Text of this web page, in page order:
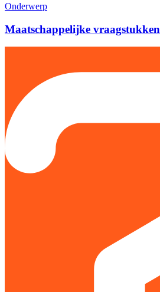
Onderwerp
Maatschappelijke vraagstukken